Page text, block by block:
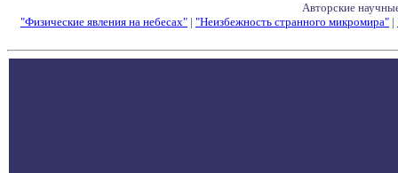
Авторские
"Физические явления на небесах" | "Неизбежность странного микромира" |